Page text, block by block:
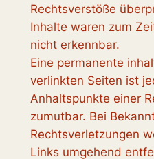
Rechtsverstöße
Inhalte waren zum
nicht erkennbar.
Eine permanente
verlinkten Seiten ist
Anhaltspunkte einer
zumutbar. Bei
Rechtsverletzungen
Links umgehend